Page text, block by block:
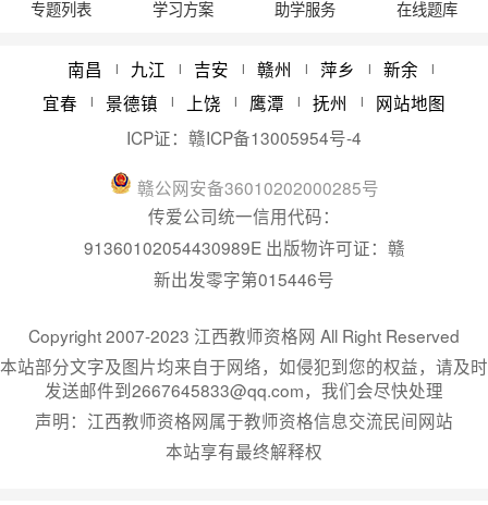
江西教师资格报考条件学历要求 08/21
2024年江西省教师资格认定体检时间 05/22
专题列表 学习方案 助学服务 在线题库
南昌 | 九江 | 吉安 | 赣州 | 萍乡 | 新余 |
宜春 | 景德镇 | 上饶 | 鹰潭 | 抚州 |
网站地图
ICP证： 赣ICP备13005954号-4
赣公网安备36010202000285号
传爱公司统一信用代码：
91360102054430989E 出版物许可证：赣
新出发零字第015446号
Copyright 2007-2023 江西教师资格网 All Right Reserved
本站部分文字及图片均来自于网络，如侵犯到您的权益，请及时
发送邮件到2667645833@qq.com，我们会尽快处理
声明：江西教师资格网属于教师资格信息交流民间网站
本站享有最终解释权